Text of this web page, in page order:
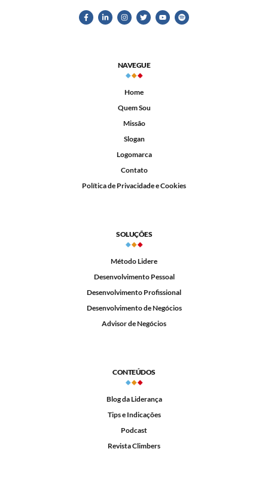
NAVEGUE
Home
Quem Sou
Missão
Slogan
Logomarca
Contato
Política de Privacidade e Cookies
SOLUÇÕES
Método Lidere
Desenvolvimento Pessoal
Desenvolvimento Profissional
Desenvolvimento de Negócios
Advisor de Negócios
CONTEÚDOS
Blog da Liderança
Tips e Indicações
Podcast
Revista Climbers